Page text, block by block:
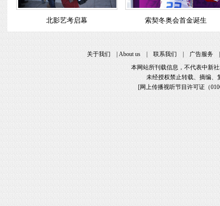
北影艺考启幕 索契冬奥会首金诞生
关于我们|About us|联系我们|广告服务
本网站所刊载信息，不代表中新
未经授权禁止转载、摘编、
[网上传播视听节目许可证（